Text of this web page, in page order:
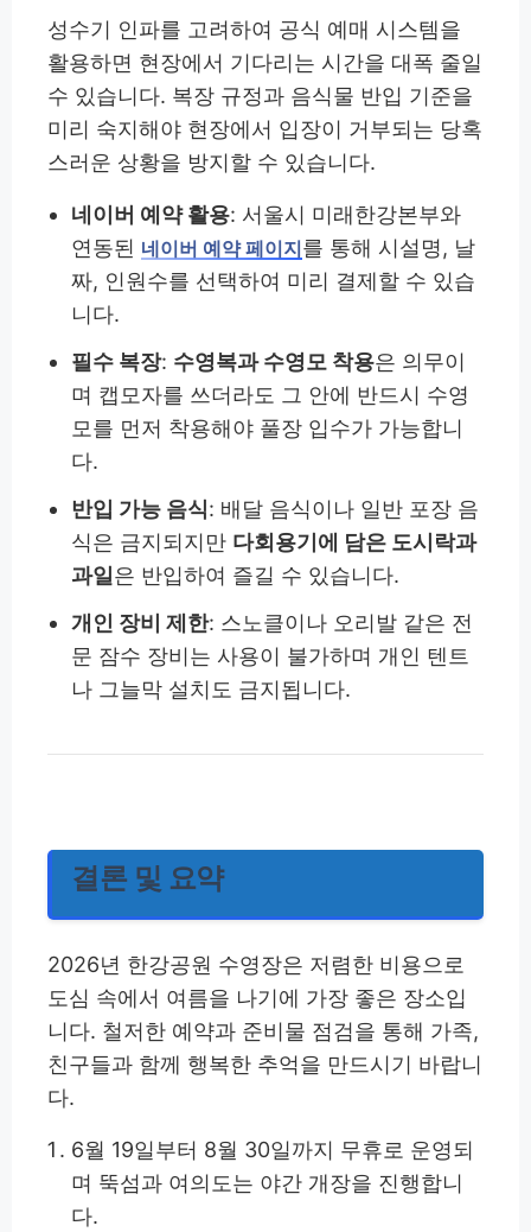
성수기 인파를 고려하여 공식 예매 시스템을
활용하면 현장에서 기다리는 시간을 대폭 줄일
수 있습니다. 복장 규정과 음식물 반입 기준을
미리 숙지해야 현장에서 입장이 거부되는 당혹
스러운 상황을 방지할 수 있습니다.
네이버 예약 활용: 서울시 미래한강본부와
연동된 네이버 예약 페이지 를 통해 시설명, 날
짜, 인원수를 선택하여 미리 결제할 수 있습
니다.
필수 복장: 수영복과 수영모 착용은 의무이
며 캡모자를 쓰더라도 그 안에 반드시 수영
모를 먼저 착용해야 풀장 입수가 가능합니
다.
반입 가능 음식: 배달 음식이나 일반 포장 음
식은 금지되지만 다회용기에 담은 도시락과
과일 은 반입하여 즐길 수 있습니다.
개인 장비 제한: 스노클이나 오리발 같은 전
문 잠수 장비는 사용이 불가하며 개인 텐트
나 그늘막 설치도 금지됩니다.
결론 및 요약
2026년 한강공원 수영장은 저렴한 비용으로
도심 속에서 여름을 나기에 가장 좋은 장소입
니다. 철저한 예약과 준비물 점검을 통해 가족,
친구들과 함께 행복한 추억을 만드시기 바랍니
다.
6월 19일부터 8월 30일까지 무휴로 운영되
며 뚝섬과 여의도는 야간 개장을 진행합니
다.